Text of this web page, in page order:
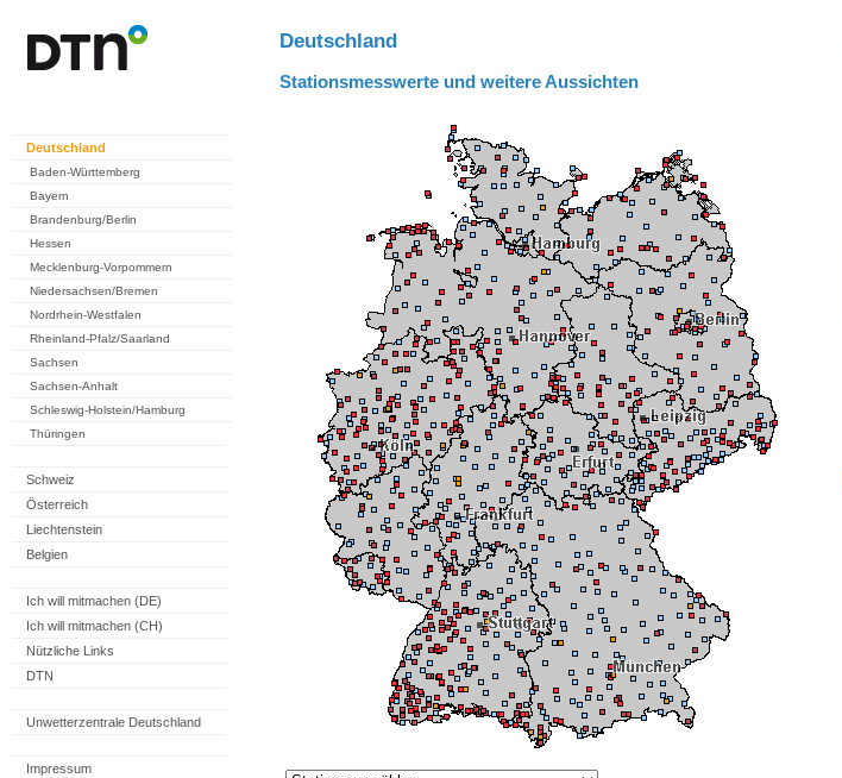
Deutschland
Baden-Württemberg
Bayern
Brandenburg/Berlin
Hessen
Mecklenburg-Vorpommern
Niedersachsen/Bremen
Nordrhein-Westfalen
Rheinland-Pfalz/Saarland
Sachsen
Sachsen-Anhalt
Schleswig-Holstein/Hamburg
Thüringen
Schweiz
Österreich
Liechtenstein
Belgien
Ich will mitmachen (DE)
Ich will mitmachen (CH)
Nützliche Links
DTN
Unwetterzentrale Deutschland
Impressum
Deutschland
Stationsmesswerte und weitere Aussichten